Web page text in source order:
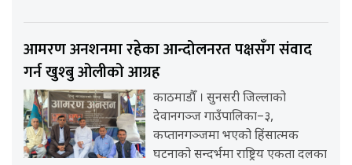
आमरण अनशनमा रहेका आन्दोलनरत पक्षसँग संवाद
गर्न खुश्बु ओलीको आग्रह
काठमाडौँ । सुनसरी जिल्लाको
देवानगञ्ज गाउँपालिका–३,
कप्तानगञ्जमा भएको हिंसात्मक
घटनाको सन्दर्भमा राष्ट्रिय एकता दलका